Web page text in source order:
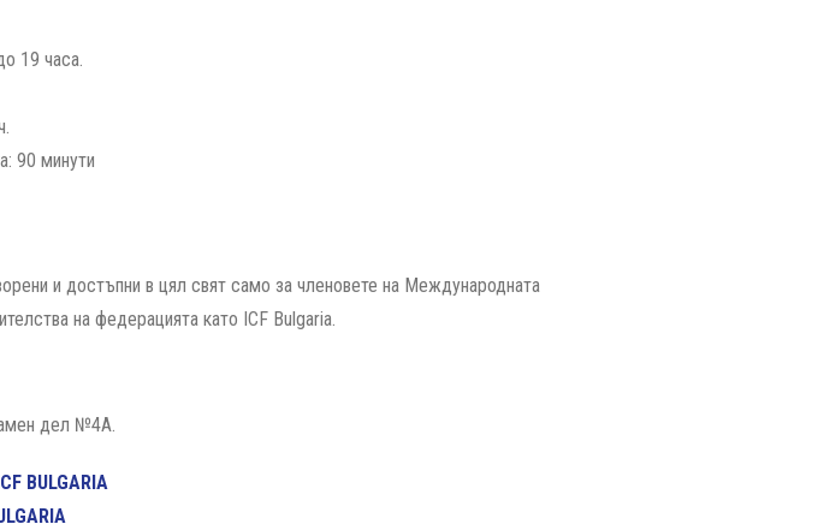
19 часа.
90 минути
и достъпни в цял свят само за членовете на Международната
на федерацията като ICF Bulgaria.
дел №4А.
BULGARIA